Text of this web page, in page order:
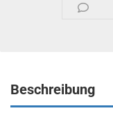
Beschreibung